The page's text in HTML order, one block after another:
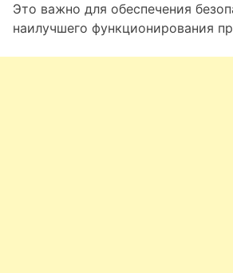
Это важно для обеспечения
наилучшего функционирования